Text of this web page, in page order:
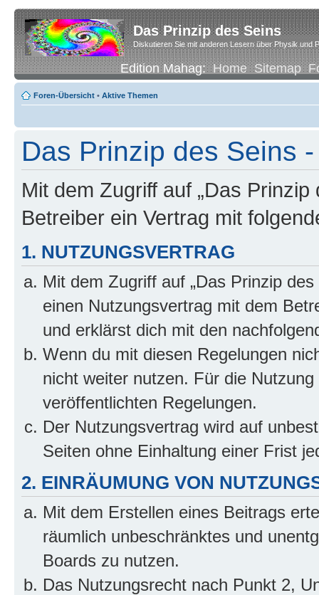
Das Prinzip des Seins
Diskutieren Sie mit anderen Lesern über Physik und
Edition Mahag:Home Sitemap
Foren-Übersicht • Aktive Themen
Das Prinzip des Seins
Mit dem Zugriff auf „Das
Betreiber ein Vertrag mit
1. NUTZUNGSVERTRAG
Mit dem Zugriff auf „Das Prinzip
einen Nutzungsvertrag mit dem
und erklärst dich mit den
Wenn du mit diesen Regelungen
nicht weiter nutzen. Für die
veröffentlichten Regelungen.
Der Nutzungsvertrag wird auf
Seiten ohne Einhaltung einer Frist
2. EINRÄUMUNG VON
Mit dem Erstellen eines Beitrags
räumlich unbeschränktes und
Boards zu nutzen.
Das Nutzungsrecht nach Punkt 2,